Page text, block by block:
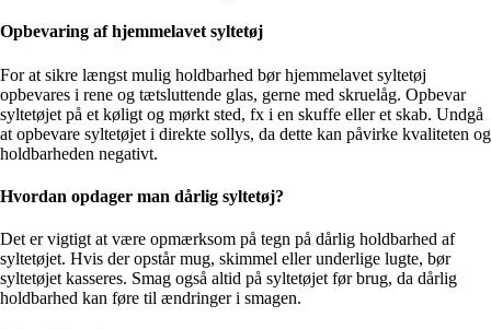
Opbevaring af hjemmelavet syltetøj
For at sikre længst mulig holdbarhed bør hjemmelavet syltetøj
opbevares i rene og tætsluttende glas, gerne med skruelåg. Opbevar
syltetøjet på et køligt og mørkt sted, fx i en skuffe eller et skab. Undgå
at opbevare syltetøjet i direkte sollys, da dette kan påvirke kvaliteten og
holdbarheden negativt.
Hvordan opdager man dårlig syltetøj?
Det er vigtigt at være opmærksom på tegn på dårlig holdbarhed af
syltetøjet. Hvis der opstår mug, skimmel eller underlige lugte, bør
syltetøjet kasseres. Smag også altid på syltetøjet før brug, da dårlig
holdbarhed kan føre til ændringer i smagen.